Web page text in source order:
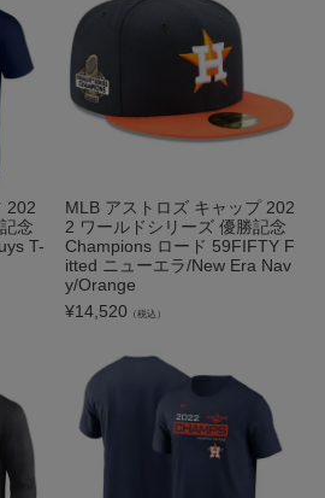
202
念
T-
MLB アストロズ キャップ 202
2 ワールドシリーズ 優勝記念
Champions ロード 59FIFTY F
itted ニューエラ/New Era Nav
y/Orange
¥14,520 （税込）